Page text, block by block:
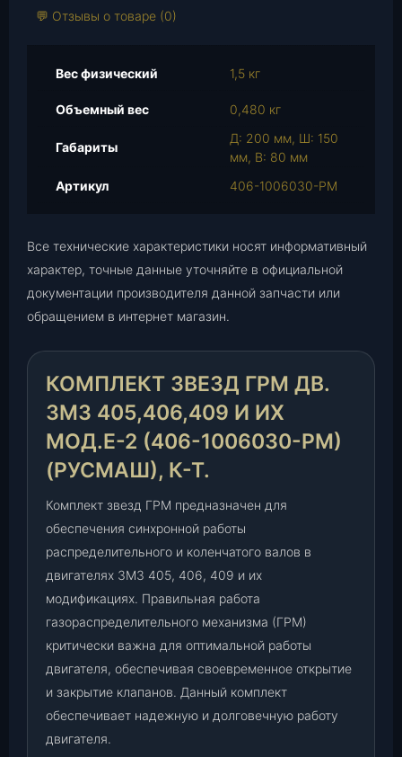
м
Г
Р
.
М
З
4
0
5
4
0
6
4
0
и
х
м
о
💬 Отзывы о товаре (0)
Вес физический 1,5 кг
Объемный вес 0,480 кг
Габариты
Д: 200 мм, Ш: 150
мм, В: 80 мм
Артикул
406-1006030-РМ
Все технические характеристики носят информативный
характер, точные данные уточняйте в официальной
документации производителя данной запчасти или
обращением в интернет магазин.
КОМПЛЕКТ ЗВЕЗД ГРМ ДВ.
ЗМЗ 405,406,409 И ИХ
МОД.Е-2 (406-1006030-РМ)
(РУСМАШ), К-Т.
Комплект звезд ГРМ предназначен для
обеспечения синхронной работы
распределительного и коленчатого валов в
двигателях ЗМЗ 405, 406, 409 и их
модификациях. Правильная работа
газораспределительного механизма (ГРМ)
критически важна для оптимальной работы
двигателя, обеспечивая своевременное открытие
и закрытие клапанов. Данный комплект
обеспечивает надежную и долговечную работу
двигателя.